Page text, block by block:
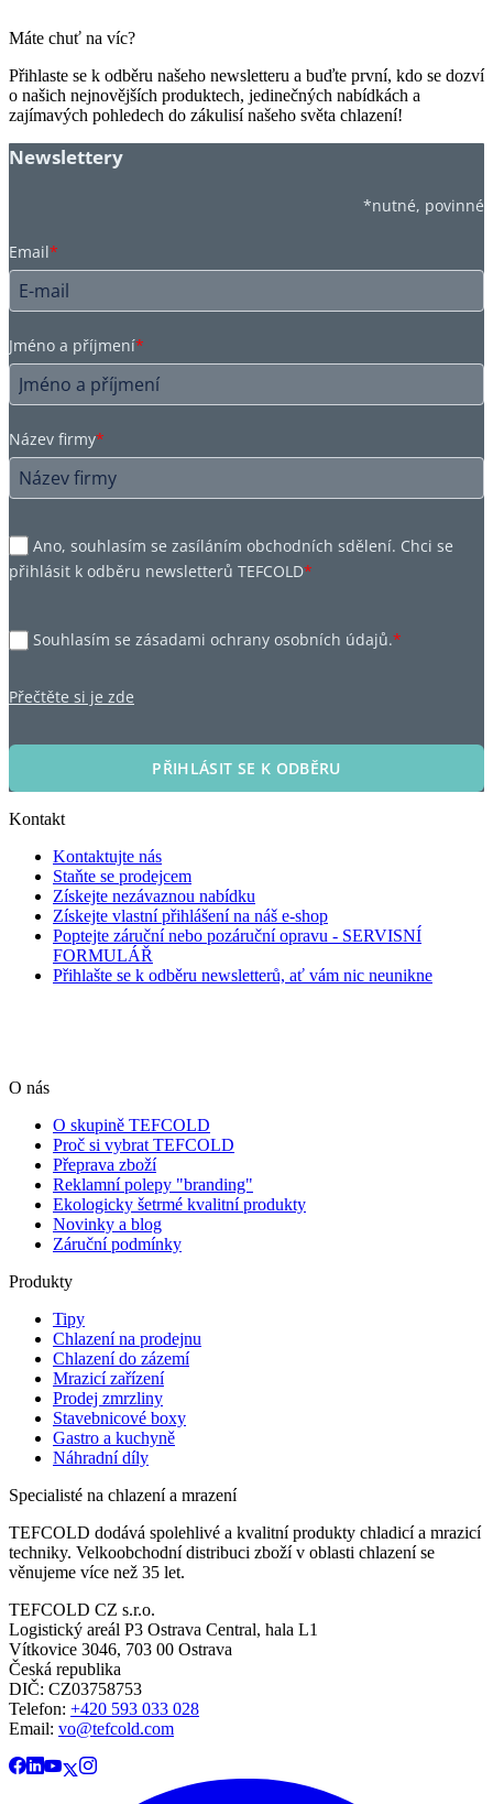
Máte chuť na víc?
Přihlaste se k odběru našeho newsletteru a buďte první, kdo se dozví
o našich nejnovějších produktech, jedinečných nabídkách a
zajímavých pohledech do zákulisí našeho světa chlazení!
Newslettery
*nutné, povinné
Email*
Jméno a příjmení*
Název firmy*
Ano, souhlasím se zasíláním obchodních sdělení. Chci se
přihlásit k odběru newsletterů TEFCOLD*
Souhlasím se zásadami ochrany osobních údajů.*
Přečtěte si je zde
PŘIHLÁSIT SE K ODBĚRU
Kontakt
Kontaktujte nás
Staňte se prodejcem
Získejte nezávaznou nabídku
Získejte vlastní přihlášení na náš e-shop
Poptejte záruční nebo pozáruční opravu - SERVISNÍ
FORMULÁŘ
Přihlašte se k odběru newsletterů, ať vám nic neunikne
O nás
O skupině TEFCOLD
Proč si vybrat TEFCOLD
Přeprava zboží
Reklamní polepy "branding"
Ekologicky šetrmé kvalitní produkty
Novinky a blog
Záruční podmínky
Produkty
Tipy
Chlazení na prodejnu
Chlazení do zázemí
Mrazicí zařízení
Prodej zmrzliny
Stavebnicové boxy
Gastro a kuchyně
Náhradní díly
Specialisté na chlazení a mrazení
TEFCOLD dodává spolehlivé a kvalitní produkty chladicí a mrazicí
techniky. Velkoobchodní distribuci zboží v oblasti chlazení se
věnujeme více než 35 let.
TEFCOLD CZ s.r.o.
Logistický areál P3 Ostrava Central, hala L1
Vítkovice 3046, 703 00 Ostrava
Česká republika
DIČ: CZ03758753​​​​​​
Telefon: +420 593 033 028
Email: vo@tefcold.com